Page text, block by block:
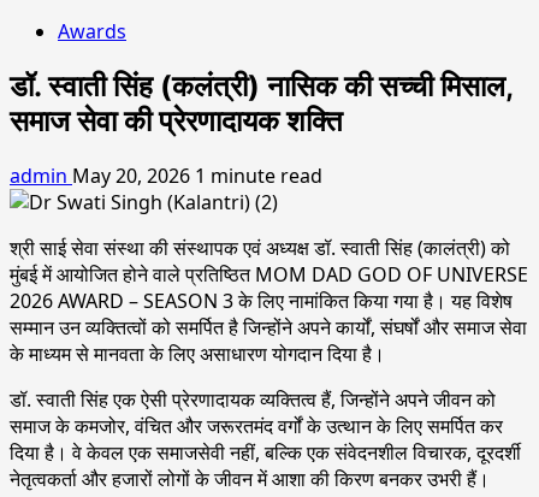
Awards
डॉ. स्वाती सिंह (कलंत्री) नासिक की सच्ची मिसाल,
समाज सेवा की प्रेरणादायक शक्ति
admin May 20, 2026 1 minute read
श्री साई सेवा संस्था की संस्थापक एवं अध्यक्ष डॉ. स्वाती सिंह (कालंत्री) को
मुंबई में आयोजित होने वाले प्रतिष्ठित MOM DAD GOD OF UNIVERSE
2026 AWARD – SEASON 3 के लिए नामांकित किया गया है। यह विशेष
सम्मान उन व्यक्तित्वों को समर्पित है जिन्होंने अपने कार्यों, संघर्षों और समाज सेवा
के माध्यम से मानवता के लिए असाधारण योगदान दिया है।
डॉ. स्वाती सिंह एक ऐसी प्रेरणादायक व्यक्तित्व हैं, जिन्होंने अपने जीवन को
समाज के कमजोर, वंचित और जरूरतमंद वर्गों के उत्थान के लिए समर्पित कर
दिया है। वे केवल एक समाजसेवी नहीं, बल्कि एक संवेदनशील विचारक, दूरदर्शी
नेतृत्वकर्ता और हजारों लोगों के जीवन में आशा की किरण बनकर उभरी हैं।